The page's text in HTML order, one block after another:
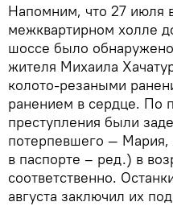
Напомним, что 27 июля
межквартирном холле
шоссе было
жителя Михаила
колото-резаными
ранением в сердце. По
преступления были
потерпевшего — Мария,
в паспорте – ред.) в
соответственно.
августа заключил их